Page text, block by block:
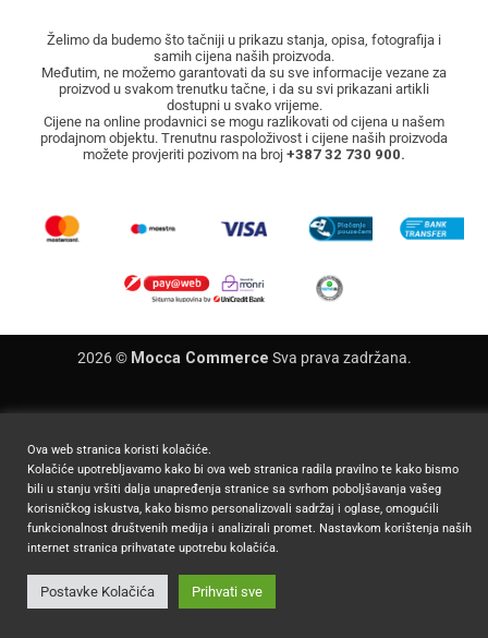
Želimo da budemo što tačniji u prikazu stanja, opisa, fotografija i
samih cijena naših proizvoda.
Međutim, ne možemo garantovati da su sve informacije vezane za
proizvod u svakom trenutku tačne, i da su svi prikazani artikli
dostupni u svako vrijeme.
Cijene na online prodavnici se mogu razlikovati od cijena u našem
prodajnom objektu. Trenutnu raspoloživost i cijene naših proizvoda
možete provjeriti pozivom na broj +387 32 730 900.
2026 © Mocca Commerce Sva prava zadržana.
Ova web stranica koristi kolačiće.
Kolačiće upotrebljavamo kako bi ova web stranica radila pravilno te kako bismo
bili u stanju vršiti dalja unapređenja stranice sa svrhom poboljšavanja vašeg
korisničkog iskustva, kako bismo personalizovali sadržaj i oglase, omogućili
funkcionalnost društvenih medija i analizirali promet. Nastavkom korištenja naših
internet stranica prihvatate upotrebu kolačića.
Postavke Kolačića Prihvati sve